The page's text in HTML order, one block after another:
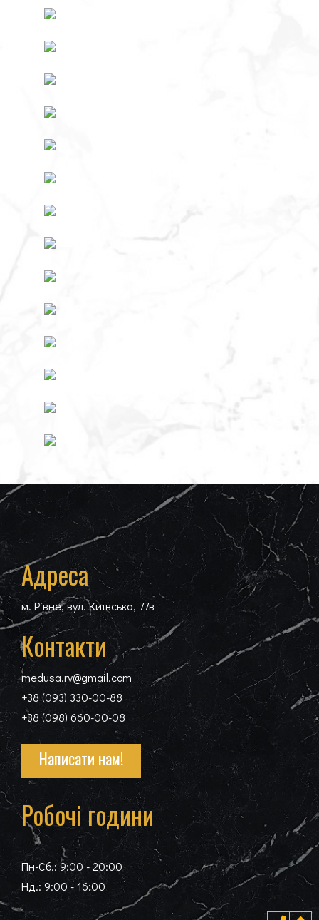
Адреса
м. Рівне, вул. Київська, 77в
Контакти
medusa.rv@gmail.com
+38 (093) 330-00-88
+38 (098) 660-00-08
Написати нам!
Робочі години
Пн-Cб.: 9:00 - 20:00
Нд.: 9:00 - 16:00